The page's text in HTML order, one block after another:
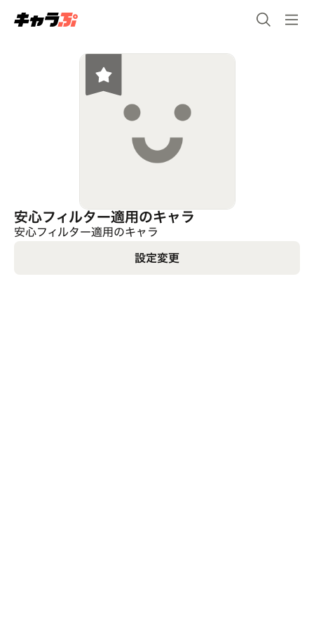
安心フィルター適用のキャラ
安心フィルター適用のキャラ
設定変更